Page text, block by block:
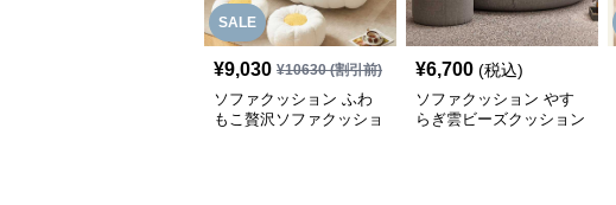
SALE
¥9,030 ¥10630(割引前)
ソファクッション ふわ
もこ贅沢ソファクッショ
¥6,700 (税込)
ソファクッション やす
らぎ雲ビーズクッション